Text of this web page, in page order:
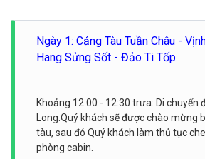
Ngày 1: Cảng Tàu Tuần Châu -
Hang Sửng Sốt - Đảo Ti Tốp
Khoảng 12:00 - 12:30 trưa: Di chuyển
Long.Quý khách sẽ được chào mừng
tàu, sau đó Quý khách làm thủ tục
phòng cabin.